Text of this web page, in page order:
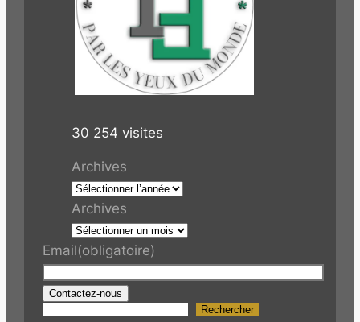
30 254 visites
Archives
Archives
Email(obligatoire)
Contactez-nous
R
Rechercher